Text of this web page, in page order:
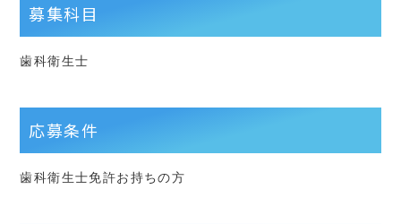
募集科目
歯科衛生士
応募条件
歯科衛生士免許お持ちの方